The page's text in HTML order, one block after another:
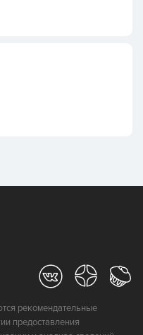
рекомендательные
предоставления